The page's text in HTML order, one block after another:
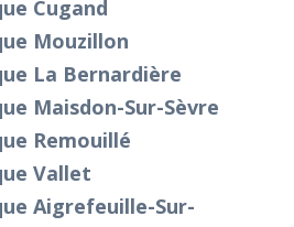
Cugand
Mouzillon
La Bernardière
Maisdon-Sur-Sèvre
Remouillé
Vallet
Aigrefeuille-Sur-